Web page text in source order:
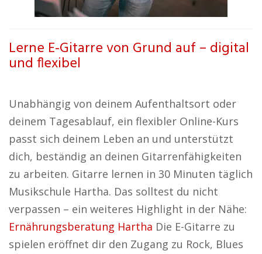
Lerne E-Gitarre von Grund auf – digital
und flexibel
Unabhängig von deinem Aufenthaltsort oder
deinem Tagesablauf, ein flexibler Online-Kurs
passt sich deinem Leben an und unterstützt
dich, beständig an deinen Gitarrenfähigkeiten
zu arbeiten. Gitarre lernen in 30 Minuten täglich
Musikschule Hartha. Das solltest du nicht
verpassen – ein weiteres Highlight in der Nähe:
Ernährungsberatung Hartha Die E-Gitarre zu
spielen eröffnet dir den Zugang zu Rock, Blues